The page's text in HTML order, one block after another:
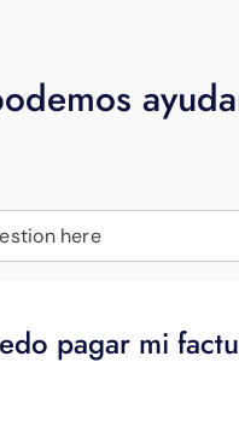
here
pagar mi